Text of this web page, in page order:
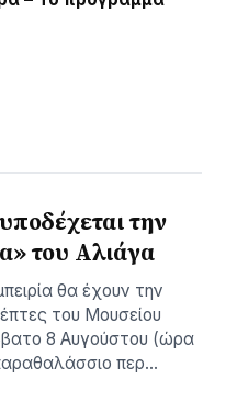
την
του Αλιάγα
θα έχουν την
του Μουσείου
8 Αυγούστου (ώρα
περ…